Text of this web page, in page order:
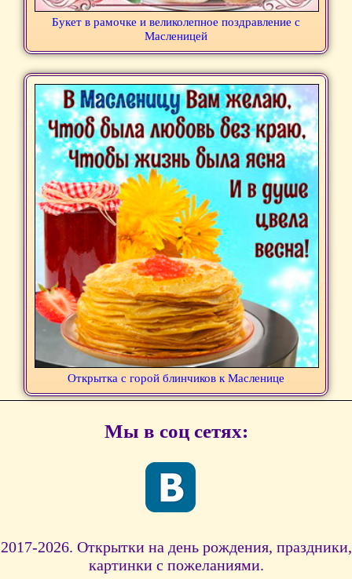
Букет в рамочке и великолепное поздравление с
Масленицей
Открытка с горой блинчиков к Масленице
Мы в соц сетях:
2017-2026. Открытки на день рождения, праздники,
картинки с пожеланиями.